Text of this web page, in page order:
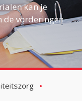
kan je
de vorderingen